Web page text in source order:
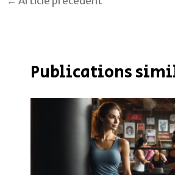
Publications